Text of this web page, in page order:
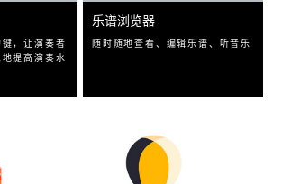
，让演奏者
提高演奏水
乐谱浏览器
随时随地查看、编辑乐谱、听音乐